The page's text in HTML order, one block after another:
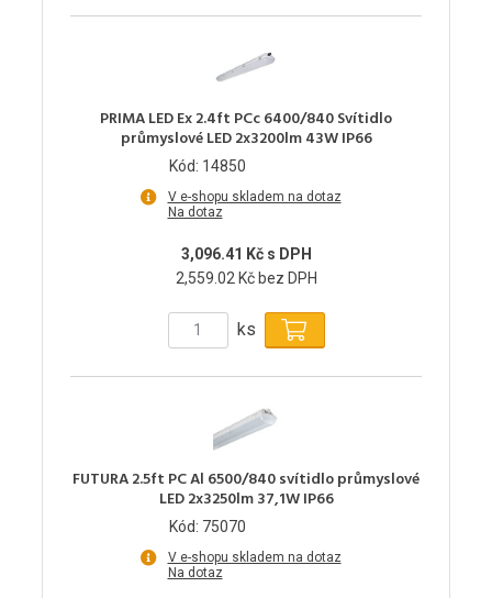
PRIMA LED Ex 2.4ft PCc 6400/840 Svítidlo
průmyslové LED 2x3200lm 43W IP66
Kód: 14850
V e-shopu skladem na dotaz
Na dotaz
3,096.41 Kč s DPH
2,559.02 Kč bez DPH
ks
FUTURA 2.5ft PC Al 6500/840 svítidlo průmyslové
LED 2x3250lm 37,1W IP66
Kód: 75070
V e-shopu skladem na dotaz
Na dotaz